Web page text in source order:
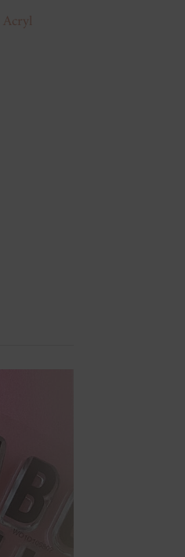
Acryl